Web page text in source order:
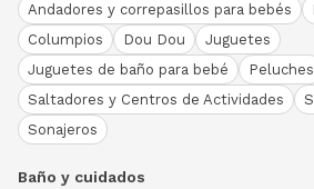
Andadores y correpasillos para bebés
Columpios
Dou Dou
Juguetes
Juguetes de baño para bebé
Peluches
Saltadores y Centros de Actividades
Sonajeros
Baño y cuidados